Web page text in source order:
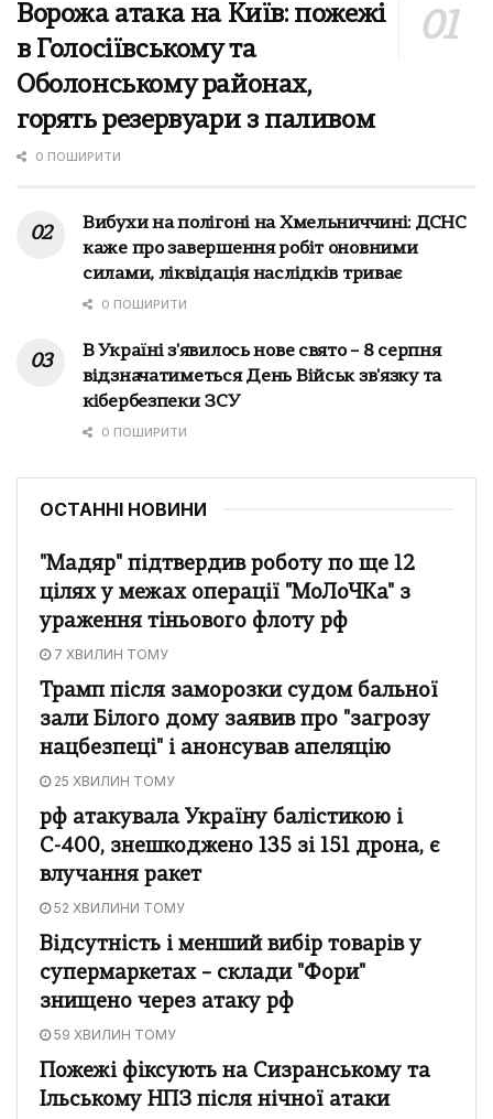
Ворожа атака на Київ: пожежі
в Голосіївському та
Оболонському районах,
горять резервуари з паливом
0 ПОШИРИТИ
Вибухи на полігоні на Хмельниччині: ДСНС
каже про завершення робіт оновними
силами, ліквідація наслідків триває
0 ПОШИРИТИ
В Україні з'явилось нове свято – 8 серпня
відзначатиметься День Військ зв'язку та
кібербезпеки ЗСУ
0 ПОШИРИТИ
ОСТАННІ НОВИНИ
"Мадяр" підтвердив роботу по ще 12
цілях у межах операції "МоЛоЧКа" з
ураження тіньового флоту рф
7 ХВИЛИН ТОМУ
Трамп після заморозки судом бальної
зали Білого дому заявив про "загрозу
нацбезпеці" і анонсував апеляцію
25 ХВИЛИН ТОМУ
рф атакувала Україну балістикою і
С-400, знешкоджено 135 зі 151 дрона, є
влучання ракет
52 ХВИЛИНИ ТОМУ
Відсутність і менший вибір товарів у
супермаркетах – склади "Фори"
знищено через атаку рф
59 ХВИЛИН ТОМУ
Пожежі фіксують на Сизранському та
Ільському НПЗ після нічної атаки